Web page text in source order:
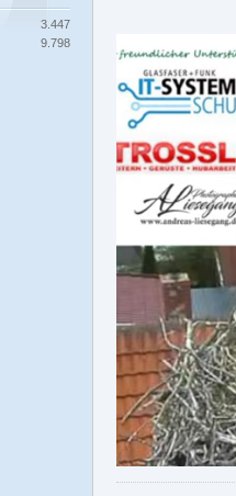
3.447
9.798